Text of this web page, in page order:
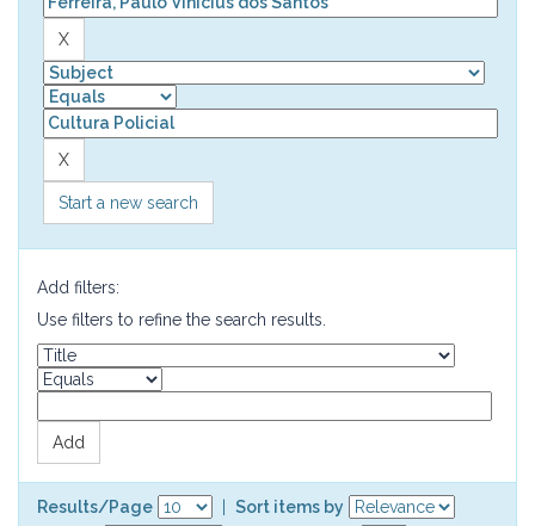
Start a new search
Add filters:
Use filters to refine the search results.
Results/Page
Sort items by